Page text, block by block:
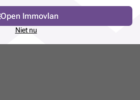
Open Immovlan
Niet nu